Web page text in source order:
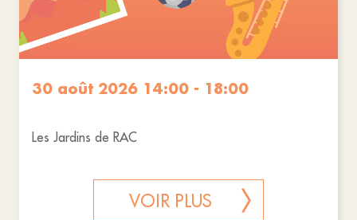
30 août 2026 14:00 - 18:00
Les Jardins de RAC
VOIR PLUS